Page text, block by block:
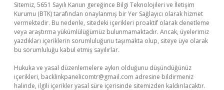
Sitemiz, 5651 Sayılı Kanun gereğince Bilgi Teknolojileri ve İletişim
Kurumu (BTK) tarafından onaylanmış bir Yer Sağlayıcı olarak hizmet
vermektedir. Bu nedenle, sitedeki içerikleri proaktif olarak denetleme
veya araştırma yükümlülüğümüz bulunmamaktadır. Ancak, üyelerimiz
yazdıkları içeriklerin sorumluluğunu taşımakta olup, siteye üye olarak
bu sorumluluğu kabul etmiş sayılırlar.
Hukuka ve yasal düzenlemelere aykırı olduğunu düşündüğünüz
içerikleri, backlinkpanelicomtr@gmail.com adresine bildirmeniz
halinde, ilgili içerikler yasal süre içerisinde sitemizden kaldırılacaktır.